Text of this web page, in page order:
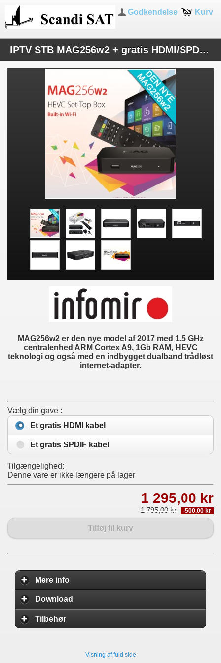
Kurv
Godkendelse
IPTV STB MAG256w2 + gratis HDMI/SPDIF kabel
MAG256w2 er den nye model af 2017 med 1.5 GHz
centralenhed ARM Cortex A9, 1Gb RAM, HEVC
teknologi og også med en indbygget dualband trådløst
internet-adapter.
Vælg din gave :
Et gratis HDMI kabel
Et gratis SPDIF kabel
Tilgængelighed:
Denne vare er ikke længere på lager
1 295,00 kr
1 795,00 kr -500,00 kr
Tilføj til kurv
Mere info
Download
Tilbehør
Visning af fuld side